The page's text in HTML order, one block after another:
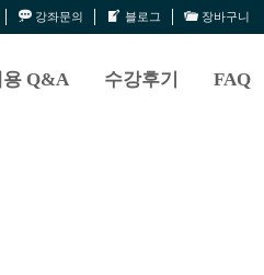
강좌문의 블로그 장바구니
Q&A 수강후기 FAQ